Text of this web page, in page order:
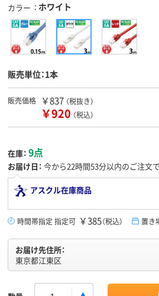
カラー ホワイト
販売単位：1本
販売価格 ￥837 （税抜き）
￥920 （税込）
在庫： 9点
お届け日： 今から22時間53分以内のご注文で
アスクル在庫商品
時間帯指定 指定可 ￥385（税込） 置き
お届け先住所：
東京都江東区